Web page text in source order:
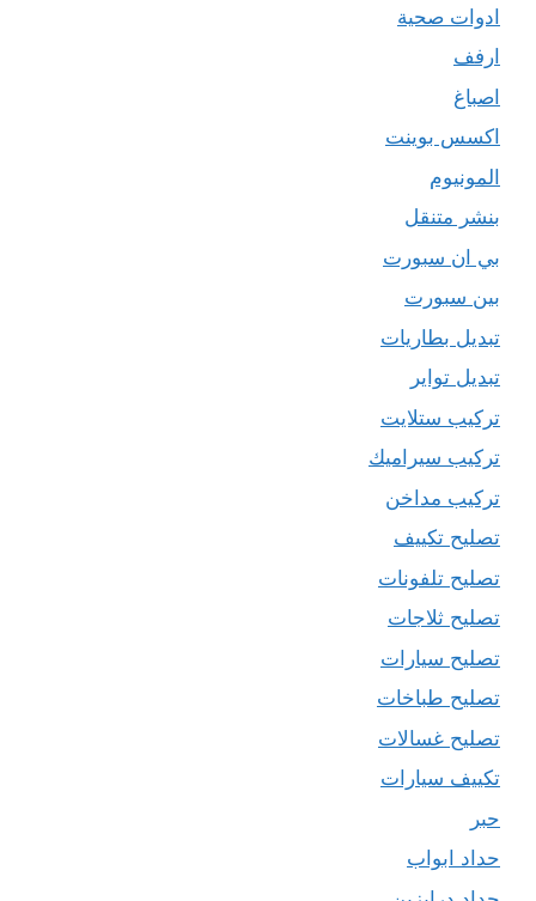
ادوات صحية
ارفف
اصباغ
اكسس بوينت
المونيوم
بنشر متنقل
بي ان سبورت
بين سبورت
تبديل بطاريات
تبديل تواير
تركيب ستلايت
تركيب سيراميك
تركيب مداخن
تصليح تكييف
تصليح تلفونات
تصليح ثلاجات
تصليح سيارات
تصليح طباخات
تصليح غسالات
تكييف سيارات
حبر
حداد ابواب